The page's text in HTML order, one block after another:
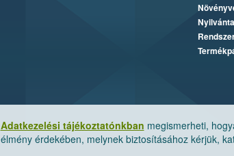
Adatkezelési tájékoztatónkban megismerheti,
élmény érdekében, melynek biztosításához kérjük,